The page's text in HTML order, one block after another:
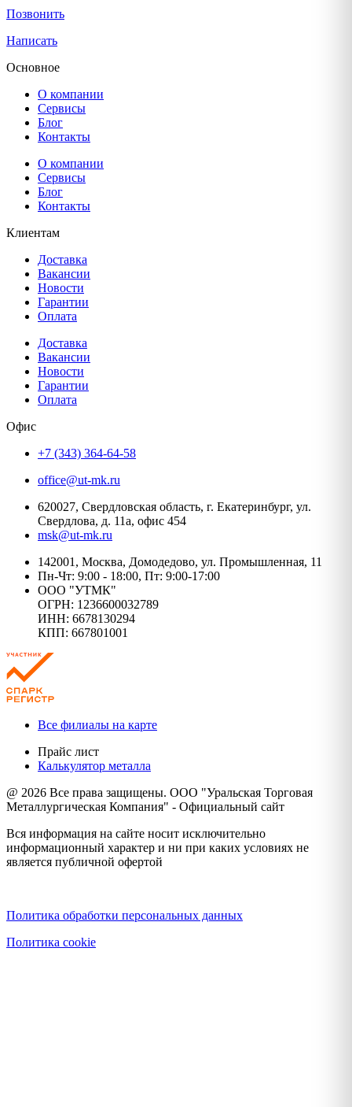
Позвонить
Написать
Основное
О компании
Сервисы
Блог
Контакты
О компании
Сервисы
Блог
Контакты
Клиентам
Доставка
Вакансии
Новости
Гарантии
Оплата
Доставка
Вакансии
Новости
Гарантии
Оплата
Офис
+7 (343) 364-64-58
office@ut-mk.ru
620027, Свердловская область, г. Екатеринбург, ул.
Свердлова, д. 11а, офис 454
msk@ut-mk.ru
142001, Москва, Домодедово, ул. Промышленная, 11
Пн-Чт: 9:00 - 18:00, Пт: 9:00-17:00
ООО "УТМК"
ОГРН: 1236600032789
ИНН: 6678130294
КПП: 667801001
Все филиалы на карте
Прайс лист
Калькулятор металла
@ 2026 Все права защищены. ООО "Уральская Торговая
Металлургическая Компания" - Официальный сайт
Вся информация на сайте носит исключительно
информационный характер и ни при каких условиях не
является публичной офертой
Политика обработки персональных данных
Политика cookie